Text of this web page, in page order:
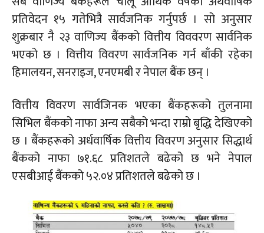
प्रतिवेदन १५ गतेभित्रै सार्वजनिक गर्नुपर्छ । सो अनुसार
शुक्रबार नै २३ वाणिज्य बैंकको वित्तीय विववरण सार्वनिक
भएको छ । वित्तीय विवरण सार्वजनिक गर्न बाँकी रहेका
हिमालयन, सनराइज, एनएमबी र नेपाल बैंक छन् ।
वित्तीय विवरण सार्वजिनक भएका बैंकहरूको तुलनामा
सिभिल बैंकको नाफा अन्य सबैको भन्दा राम्रो बृद्धि देखिएको
छ । बैंकहरूको अर्धवार्षिक वित्तीय विवरण अनुसार सिद्धार्थ
बैंकको नाफा ७१.६८ प्रतिशतले बढेको छ भने नेपाल
एसबीआई बैंकको ५२.०४ प्रतिशतले बढेको छ ।